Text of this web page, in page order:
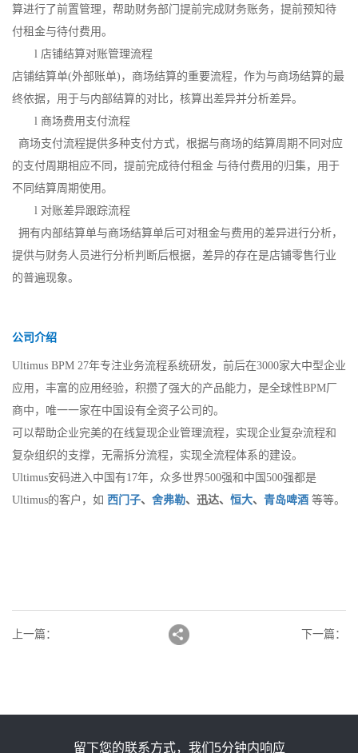
算进行了前置管理，帮助财务部门提前完成财务账务，提前预知待
付租金与待付费用。
l 店铺结算对账管理流程
店铺结算单(外部账单)，商场结算的重要流程，作为与商场结算的最
终依据，用于与内部结算的对比，核算出差异并分析差异。
l 商场费用支付流程
商场支付流程提供多种支付方式，根据与商场的结算周期不同对应
的支付周期相应不同，提前完成待付租金 与待付费用的归集，用于
不同结算周期使用。
l 对账差异跟踪流程
拥有内部结算单与商场结算单后可对租金与费用的差异进行分析，
提供与财务人员进行分析判断后根据，差异的存在是店铺零售行业
的普遍现象。
公司介绍
Ultimus BPM 27年专注业务流程系统研发，前后在3000家大中型企业
应用，丰富的应用经验，积攒了强大的产品能力，是全球性BPM厂
商中，唯一一家在中国设有全资子公司的。
可以帮助企业完美的在线复现企业管理流程，实现企业复杂流程和
复杂组织的支撑，无需拆分流程，实现全流程体系的建设。
Ultimus安码进入中国有17年，众多世界500强和中国500强都是
Ultimus的客户，如 西门子、 舍弗勒、迅达、 恒大、 青岛啤酒 等等。
上一篇 ： 下一篇 ：
留下您的联系方式，我们5分钟内响应